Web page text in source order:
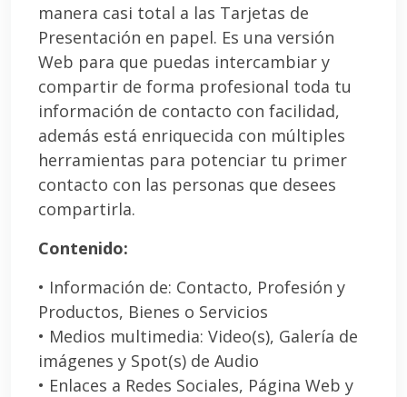
manera casi total a las Tarjetas de
Presentación en papel. Es una versión
Web para que puedas intercambiar y
compartir de forma profesional toda tu
información de contacto con facilidad,
además está enriquecida con múltiples
herramientas para potenciar tu primer
contacto con las personas que desees
compartirla.
Contenido:
• Información de: Contacto, Profesión y
Productos, Bienes o Servicios
• Medios multimedia: Video(s), Galería de
imágenes y Spot(s) de Audio
• Enlaces a Redes Sociales, Página Web y